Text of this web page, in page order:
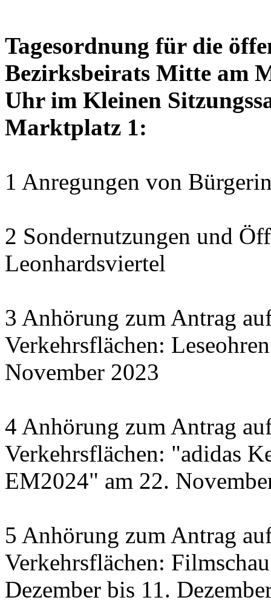
Tagesordnung für die
Bezirksbeirats Mitte am
Uhr im Kleinen
Marktplatz 1:
1 Anregungen von
2 Sondernutzungen und
Leonhardsviertel
3 Anhörung zum Antrag
Verkehrsflächen:
November 2023
4 Anhörung zum Antrag
Verkehrsflächen: "adidas
EM2024" am 22.
5 Anhörung zum Antrag
Verkehrsflächen:
Dezember bis 11.